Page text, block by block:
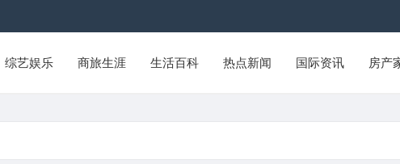
综艺娱乐 商旅生涯 生活百科 热点新闻 国际资讯 房产